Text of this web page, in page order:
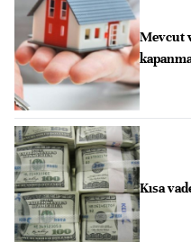
Mevcut
Kısa